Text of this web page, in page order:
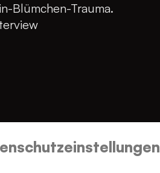
Blümchen-Trauma.
Lasagne.